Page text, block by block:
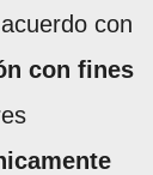
con
con fines